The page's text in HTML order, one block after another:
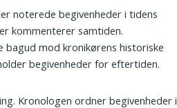
noterede begivenheder i tidens
kommenterer samtiden.
mod kronikørens historiske
begivenheder for eftertiden.
Kronologen ordner begivenheder i